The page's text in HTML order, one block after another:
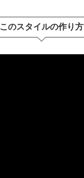
このスタイルの作り方